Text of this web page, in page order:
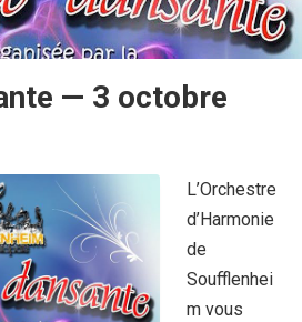
— 3 octobre
L’Orchestre
d’Harmonie
de
Soufflenhei
m vous